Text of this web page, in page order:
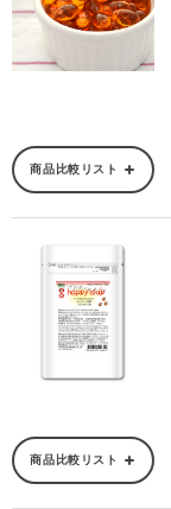
商品比較リスト
商品比較リスト